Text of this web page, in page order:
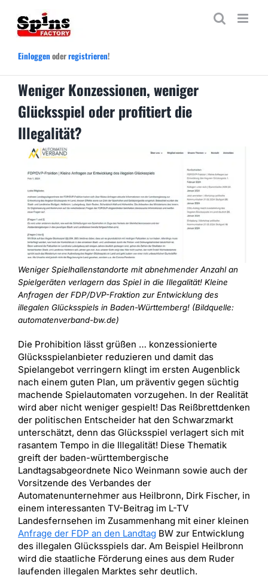
Inhalt
springen
Einloggenoderregistrieren!
Weniger Konzessionen, weniger
Glücksspiel oder profitiert die
Illegalität?
Weniger Spielhallenstandorte mit abnehmender Anzahl an
Spielgeräten verlagern das Spiel in die Illegalität! Kleine
Anfragen der FDP/DVP-Fraktion zur Entwicklung des
illegalen Glücksspiels in Baden-Württemberg! (Bildquelle:
automatenverband-bw.de)
Die Prohibition lässt grüßen … konzessionierte
Glücksspielanbieter reduzieren und damit das
Spielangebot verringern klingt im ersten Augenblick
nach einem guten Plan, um präventiv gegen süchtig
machende Spielautomaten vorzugehen. In der Realität
wird aber nicht weniger gespielt! Das Reißbrettdenken
der politischen Entscheider hat den Schwarzmarkt
unterschätzt, denn das Glücksspiel verlagert sich mit
rasantem Tempo in die Illegalität! Diese Thematik
greift der baden-württembergische
Landtagsabgeordnete Nico Weinmann sowie auch der
Vorsitzende des Verbandes der
Automatenunternehmer aus Heilbronn, Dirk Fischer, in
einem interessanten TV-Beitrag im L-TV
Landesfernsehen im Zusammenhang mit einer kleinen
Anfrage der FDP an den Landtag BW zur Entwicklung
des illegalen Glücksspiels dar. Am Beispiel Heilbronn
wird die staatliche Förderung eines aus dem Ruder
laufenden illegalen Marktes sehr deutlich.